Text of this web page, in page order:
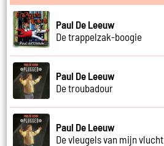
Paul De Leeuw
De trappelzak-boogie
Paul De Leeuw
De troubadour
Paul De Leeuw
De vleugels van mijn vlucht